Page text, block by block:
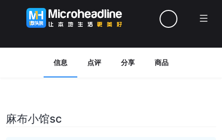
Menu
信息 点评 分享 商品
麻布小馆sc